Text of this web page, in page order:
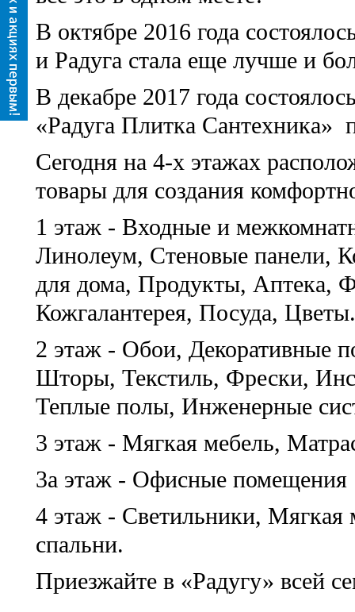
В октябре 2016 года
и Радуга стала еще лучше и
В декабре 2017 года
«Радуга Плитка Сантехника»
Сегодня на 4-х этажах
товары для создания
1 этаж - Входные и
Линолеум, Стеновые панели,
для дома, Продукты, Аптека,
Кожгалантерея, Посуда, Цветы.
2 этаж - Обои, Декоративные
Шторы, Текстиль, Фрески,
Теплые полы, Инженерные
3 этаж - Мягкая мебель,
3а этаж - Офисные помещения
4 этаж - Светильники,
спальни.
Приезжайте в «Радугу» всей